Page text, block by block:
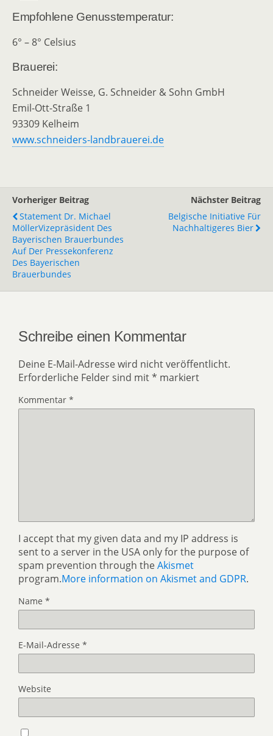
Empfohlene Genusstemperatur:
6° – 8° Celsius
Brauerei:
Schneider Weisse, G. Schneider & Sohn GmbH
Emil-Ott-Straße 1
93309 Kelheim
www.schneiders-landbrauerei.de
Vorheriger Beitrag
Statement Dr. Michael
MöllerVizepräsident Des
Bayerischen Brauerbundes
Auf Der Pressekonferenz
Des Bayerischen
Brauerbundes
Nächster Beitrag
Belgische Initiative Für
Nachhaltigeres Bier
Schreibe einen Kommentar
Deine E-Mail-Adresse wird nicht veröffentlicht.
Erforderliche Felder sind mit* markiert
Kommentar *
I accept that my given data and my IP address is
sent to a server in the USA only for the purpose of
spam prevention through theAkismet
program.More information on Akismet and GDPR.
Name *
E-Mail-Adresse *
Website